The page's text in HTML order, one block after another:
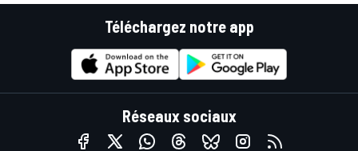
Téléchargez notre app
Réseaux sociaux